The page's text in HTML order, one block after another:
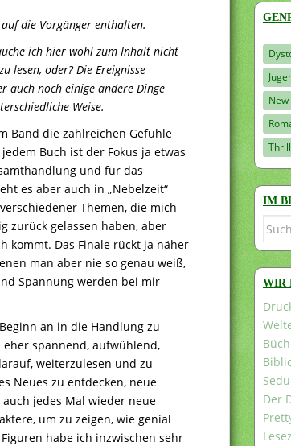
die Vorgänger enthalten.
ich hier wohl zum Inhalt nicht
lesen, oder? Die Ereignisse
auch noch einige andere Dinge
Weise.
Band die zahlreichen Gefühle
Buch ist der Fokus ja etwas
und für das
es aber auch in „Nebelzeit“
Themen, die mich
zurück gelassen haben, aber
kommt. Das Finale rückt ja näher
man aber nie so genau weiß,
Spannung werden bei mir
an in die Handlung zu
spannend, aufwühlend,
weiterzulesen und zu
Neues zu entdecken, neue
jedes Mal wieder neue
um zu zeigen, wie genial
habe ich inzwischen sehr
IM
WIR
Der